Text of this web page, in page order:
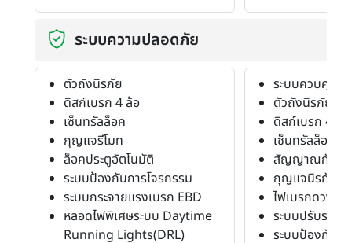
ระบบความปลอดภัย
ตัวถังนิรภัย
ดิสก์เบรก 4 ล้อ
เซ็นทรัลล็อค
กุญแจรีโมท
ล็อคประตูอัตโนมัติ
ระบบป้องกันการโจรกรรม
ระบบกระจายแรงเบรก EBD
หลอดไฟพิเศษระบบ Daytime
Running Lights(DRL)
ระบบควบคุมก
ตัวถังนิรภัย
ดิสก์เบรก 4 ล้อ
เซ็นทรัลล็อค
สัญญาณกันขโ
กุญแจนิรภัย
ไฟเบรกดวงที่ 3
ระบบปรับระยะ
ระบบป้องกันก่